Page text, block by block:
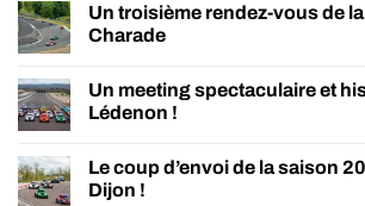
Un troisième rendez-vous de
Charade
Un meeting spectaculaire et
Lédenon !
Le coup d’envoi de la saison
Dijon !